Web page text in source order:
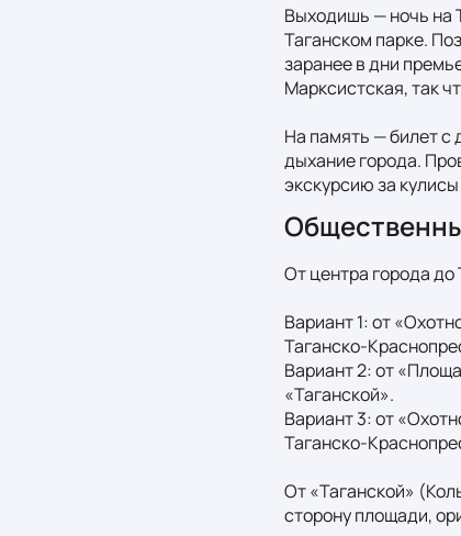
Выходишь — ночь на
Таганском парке.
заранее в дни
Марксистская, так
На память — билет с
дыхание города.
экскурсию за
От центра города до
Вариант 1: от
Вариант 2: от
«Таганской».
Вариант 3: от
От «Таганской»
сторону площади,